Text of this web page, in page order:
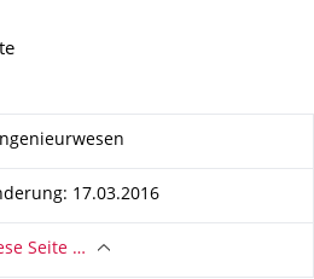
17.03.2016
Seite …